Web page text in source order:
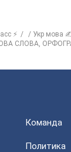
⚡
Укр мова
СЛОВА,
Команда
Политика